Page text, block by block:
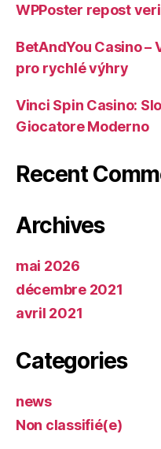
WPPoster repost
BetAndYou Casino
pro rychlé výhry
Vinci Spin Casino:
Giocatore Moderno
Recent
Archives
mai 2026
décembre 2021
avril 2021
Categories
news
Non classifié(e)